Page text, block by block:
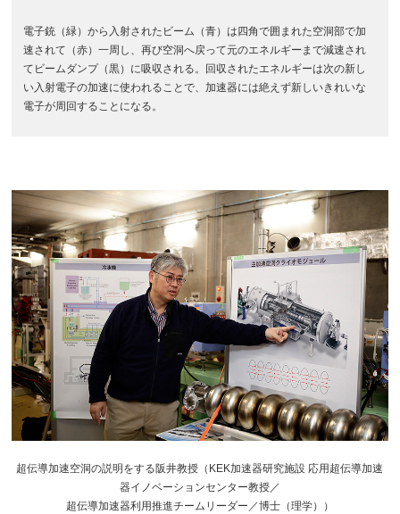
電子銃（緑）から入射されたビーム（青）は四角で囲まれた空洞部で加
速されて（赤）一周し、再び空洞へ戻って元のエネルギーまで減速され
てビームダンプ（黒）に吸収される。回収されたエネルギーは次の新し
い入射電子の加速に使われることで、加速器には絶えず新しいきれいな
電子が周回することになる。
超伝導加速空洞の説明をする阪井教授（KEK加速器研究施設 応用超伝導加速
器イノベーションセンター教授／
超伝導加速器利用推進チームリーダー／博士（理学））